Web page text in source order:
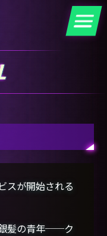
スが開始される
髪の青年──ク